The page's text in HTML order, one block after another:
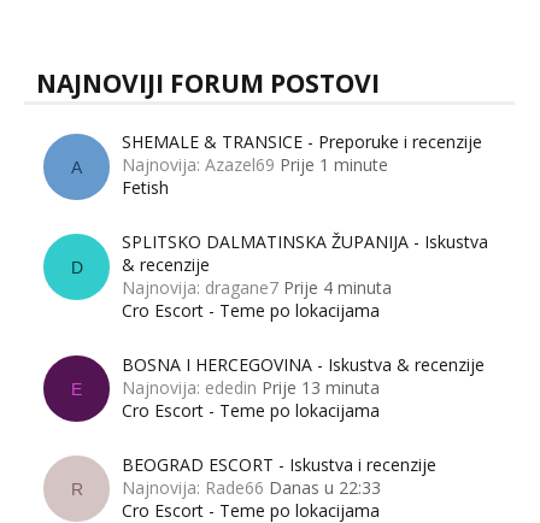
NAJNOVIJI FORUM POSTOVI
A
SHEMALE & TRANSICE - Preporuke i recenzije
Najnovija: Azazel69 Prije 1 minute
Fetish
D
SPLITSKO DALMATINSKA ŽUPANIJA - Iskustva
& recenzije
Najnovija: dragane7 Prije 4 minuta
Cro Escort - Teme po lokacijama
E
BOSNA I HERCEGOVINA - Iskustva & recenzije
Najnovija: ededin Prije 13 minuta
Cro Escort - Teme po lokacijama
R
BEOGRAD ESCORT - Iskustva i recenzije
Najnovija: Rade66 Danas u 22:33
Cro Escort - Teme po lokacijama